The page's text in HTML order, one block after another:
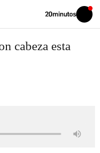
Volver
Iniciar
sesión
cabeza esta